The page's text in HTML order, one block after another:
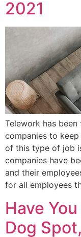
2021
Telework has
companies to
of this type of job
companies have
and their
for all employees
Have
Dog